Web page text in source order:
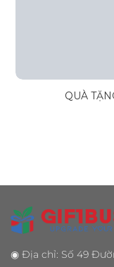
QUÀ
◉ Địa chỉ: Số 49